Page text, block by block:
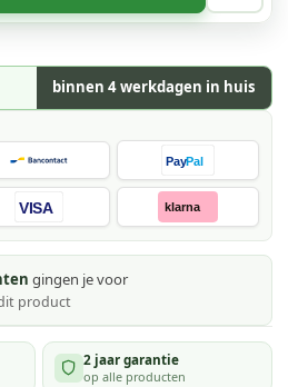
binnen 4 werkdagen in huis
PayPal
VISA klarna
gingen je voor
product
2 jaar garantie
op alle producten